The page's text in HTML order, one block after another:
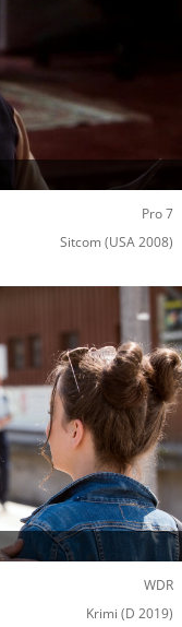
Pro 7
Sitcom (USA 2008)
WDR
Krimi (D 2019)